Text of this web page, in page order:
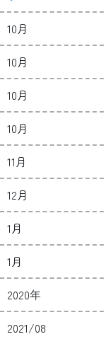
10月
10月
10月
10月
11月
12月
1月
1月
2020年
2021/08